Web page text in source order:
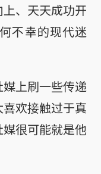
、天天成功开
不幸的现代迷
上刷一些传递
欢接触过于真
很可能就是他